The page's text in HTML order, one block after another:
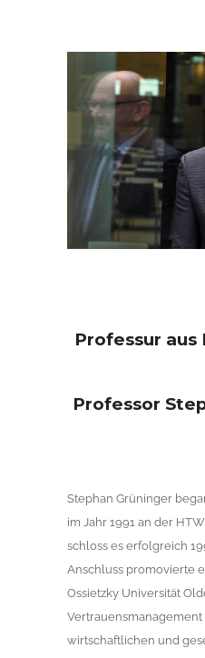
Professur aus
Professor
Stephan Grüninger
im Jahr 1991 an der
schloss es erfolgreich
Anschluss promovierte
Ossietzky Universität
wirtschaftlichen und